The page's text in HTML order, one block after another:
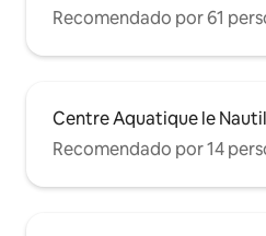
Recomendado por 61
Centre Aquatique le
Recomendado por 14